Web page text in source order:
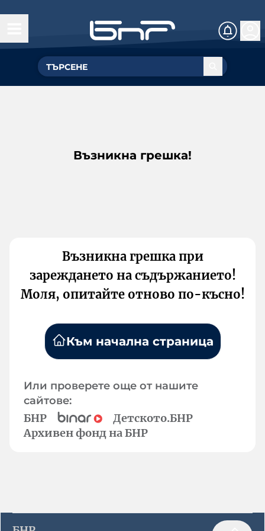
Възникна грешка!
Възникна грешка при
зареждането на съдържанието!
Моля, опитайте отново по-късно!
Към начална страница
Или проверете още от нашите
сайтове:
БНР
Детското.БНР
Архивен фонд на БНР